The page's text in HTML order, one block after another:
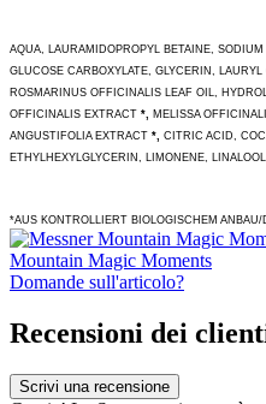
AQUA, LAURAMIDOPROPYL BETAINE,
GLUCOSE CARBOXYLATE, GLYCERIN,
ROSMARINUS OFFICINALIS LEAF OIL,
OFFICINALIS EXTRACT *, MELISSA
ANGUSTIFOLIA EXTRACT *, CITRIC ACID,
ETHYLHEXYLGLYCERIN, LIMONENE, LINALOOL
*AUS KONTROLLIERT BIOLOGISCHEM ANBAU/
Mountain Magic Moments
Domande sull'articolo?
Recensioni dei
Scrivi una recensione